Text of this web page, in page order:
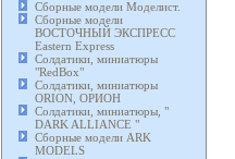
Сборные модели Моделист.
Сборные модели
ВОСТОЧНЫЙ ЭКСПРЕСС
Eastern Express
Солдатики, миниатюры
"RedBox"
Солдатики, миниатюры
ORION, ОРИОН
Солдатики, миниатюры, "
DARK ALLIANCE "
Сборные модели ARK
MODELS